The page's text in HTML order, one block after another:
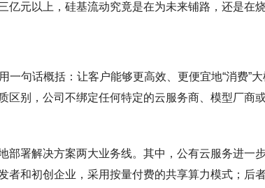
元以上，硅基流动究竟是在为未来铺路，还是在
句话概括：让客户能够更高效、更便宜地“消费”
区别，公司不绑定任何特定的云服务商、模型厂商
部署解决方案两大业务线。其中，公有云服务进一
者和初创企业，采用按量付费的共享算力模式；后